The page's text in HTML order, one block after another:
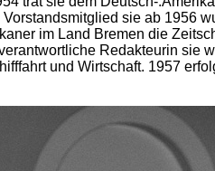
sie ab 1956
im Land Bremen die
Redakteurin sie
und Wirtschaft. 1957